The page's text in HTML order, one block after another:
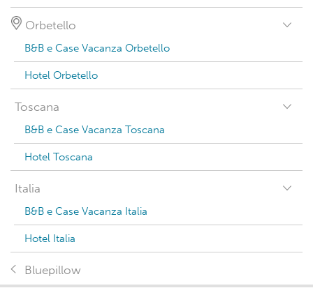
Orbetello
B&B e Case Vacanza Orbetello
Hotel Orbetello
Toscana
B&B e Case Vacanza Toscana
Hotel Toscana
Italia
B&B e Case Vacanza Italia
Hotel Italia
Bluepillow